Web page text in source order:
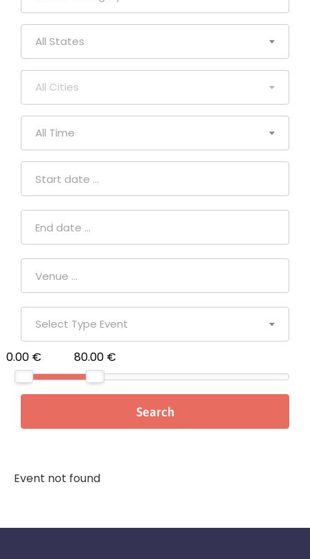
All States
All Cities
All Time
Select Type Event
0.00 € 80.00 €
Event not found